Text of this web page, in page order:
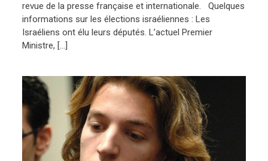
revue de la presse française et internationale. Quelques
informations sur les élections israéliennes : Les
Israéliens ont élu leurs députés. L’actuel Premier
Ministre, […]